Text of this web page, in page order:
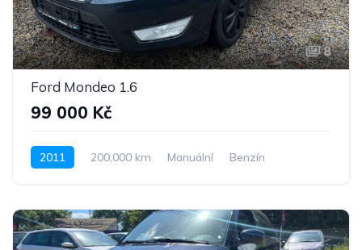
8
Ford Mondeo 1.6
99 000 Kč
2011 200,000 km Manuální
Benzín